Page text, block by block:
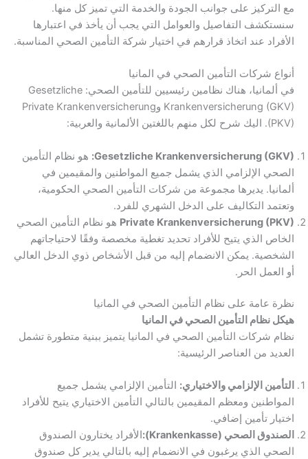
مع التركيز على جوانب الجودة والخدمة التي تميز كل منها.
سنستكشف التفاصيل والعوامل التي يجب أن يأخذ في اعتبارها
الأفراد عند اتخاذ قرارهم في اختيار شركة التأمين الصحي المناسبة.
أنواع شركات التأمين الصحي في المانيا
في ألمانيا، هناك نظامين رئيسيين للتأمين الصحي: Gesetzliche
Krankenversicherung (GKV) وPrivate Krankenversicherung
(PKV). اليك شرح لكل منهم باللغتين الألمانية والعربية:
Gesetzliche Krankenversicherung (GKV): هو نظام التأمين
الصحي الإلزامي الذي يشمل جميع المواطنين والمقيمين في
ألمانيا. يديرها مجموعة من شركات التأمين الصحي الحكومية،
وتعتمد التكاليف على الدخل الشهري للفرد.
Private Krankenversicherung (PKV) هو نظام التأمين الصحي
الخاص الذي يتيح للأفراد تحديد تغطية مخصصة وفقًا لاحتياجاتهم
الشخصية. يمكن الانضمام إليه من قبل الأشخاص ذوي الدخل العالي
أو العمل الحر.
نظرة عامة على نظام التأمين الصحي في المانيا
هيكل نظام التأمين الصحي في المانيا
نظام شركات التأمين الصحي في المانيا يتميز ببنية متطورة تشمل
العديد من العناصر الرئيسية:
التأمين الإلزامي والاختياري: التأمين الإلزامي يشمل جميع
المواطنين ومعظم المقيمين بالتالي التأمين الاختياري يتيح للأفراد
اختيار تأمين إضافي.
الصندوق الصحي (Krankenkasse):
الأفراد يختارون الصندوق
الصحي الذي يرغبون في الانضمام إليه بالتالي يدير كل صندوق